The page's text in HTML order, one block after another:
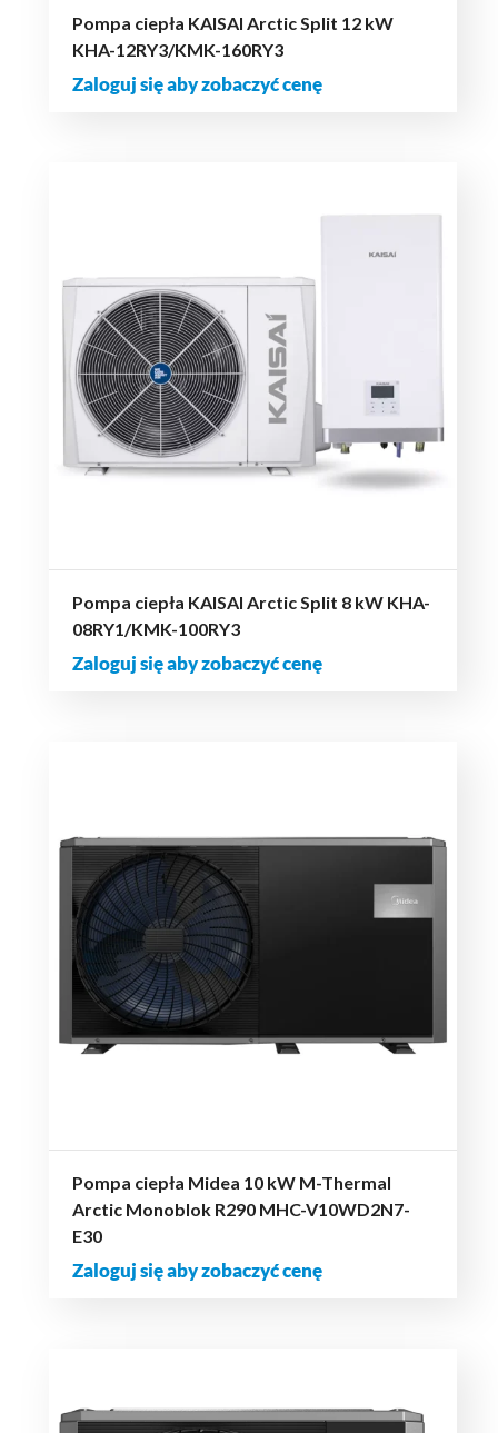
Pompa ciepła KAISAI Arctic Split 12 kW
KHA-12RY3/KMK-160RY3
Zaloguj się aby zobaczyć cenę
Pompa ciepła KAISAI Arctic Split 8 kW KHA-
08RY1/KMK-100RY3
Zaloguj się aby zobaczyć cenę
Pompa ciepła Midea 10 kW M-Thermal
Arctic Monoblok R290 MHC-V10WD2N7-
E30
Zaloguj się aby zobaczyć cenę